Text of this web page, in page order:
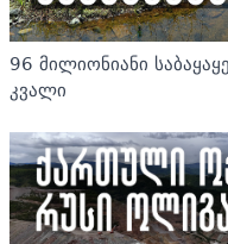
96 მილიონიანი
კვალი